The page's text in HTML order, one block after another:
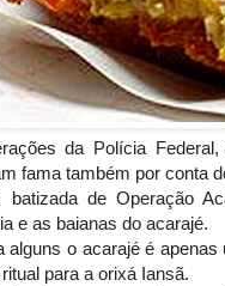
da Polícia
fama também por conta
batizada de Operação
e as baianas do acarajé.
alguns o acarajé é
para a orixá Iansã.